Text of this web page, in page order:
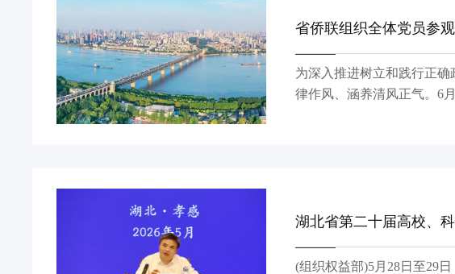
省侨联组织全体党员参
为深入推进树立和践行正
律作风、涵养清风正气。6
湖北省第二十届高校、
(组织权益部)5月28日至29